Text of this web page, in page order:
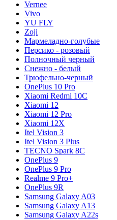
Vernee
Vivo
YU FLY
Zoji
Мармеладно-голубые
Персико - розовый
Полночный черный
Снежно - белый
Трюфельно-черный
OnePlus 10 Pro
Xiaomi Redmi 10C
Xiaomi 12
Xiaomi 12 Pro
Xiaomi 12X
Itel Vision 3
Itel Vision 3 Plus
TECNO Spark 8C
OnePlus 9
OnePlus 9 Pro
Realme 9 Pro+
OnePlus 9R
Samsung Galaxy A03
Samsung Galaxy A13
Samsung Galaxy A22s